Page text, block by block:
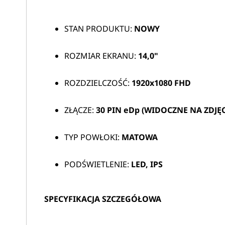
STAN PRODUKTU: NOWY
ROZMIAR EKRANU: 14,0"
ROZDZIELCZOŚĆ: 1920x1080 FHD
ZŁĄCZE: 30 PIN eDp (WIDOCZNE NA
TYP POWŁOKI: MATOWA
PODŚWIETLENIE: LED, IPS
SPECYFIKACJA SZCZEGÓŁOWA